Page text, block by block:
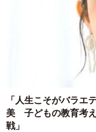
「人生こそがバラエ
美 子どもの教育考
戦」